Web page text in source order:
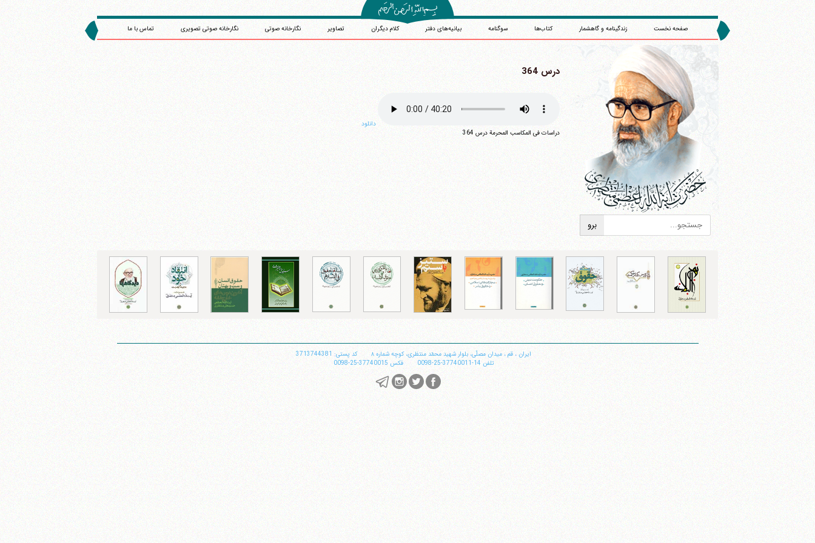
صفحه نخست زندگینامه و گاهشمار کتاب‌ها سوگنامه بیانیه‌های دفتر کلام دیگران تصاویر نگارخانه صوتی نگارخانه صوتی تصویری تماس با ما
درس 364
دانلود
دراسات فی المکاسب المحرمة درس 364
ایران ، قم ، میدان مصلّی، بلوار شهید محمّد منتظری، كوچه شماره ٨
کد پستی: 3713744381
تلفن 14-37740011-25-0098 فکس 37740015-25-0098
فکس37740015-25-98+